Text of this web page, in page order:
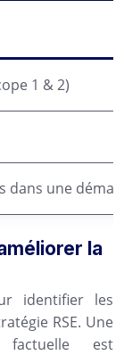
1 & 2)
une
la
identifier les
RSE. Une
factuelle est